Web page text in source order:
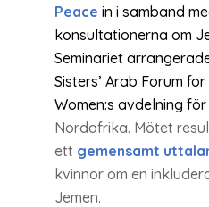
Peace in i samband
konsultationerna om
Seminariet
Sisters’ Arab Forum
Women:s avdelning för
Nordafrika. Mötet
ett gemensamt
kvinnor om en
Jemen.